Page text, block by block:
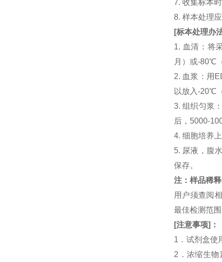
7. 收集标本
8. 样本处理
[标本处理办
1. 血清：将
月）或-80℃
2. 血浆：用
以放入-20℃
3. 组织匀浆
后，5000-
4. 细胞培养
5. 尿液，腹
保存。
注：样品稀
用户须查阅
最佳检测范
[注意事项] ：
1．试剂盒使
2．浓缩生物